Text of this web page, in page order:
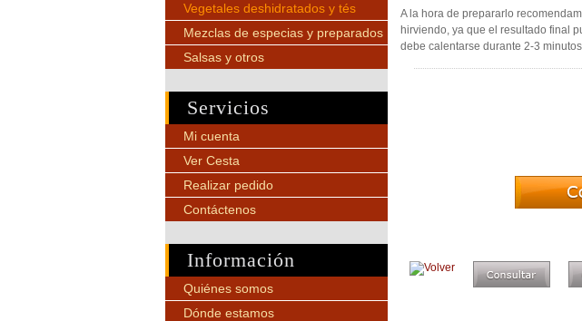
Vegetales deshidratados y tés
Mezclas de especias y preparados
Salsas y otros
Servicios
Mi cuenta
Ver Cesta
Realizar pedido
Contáctenos
Información
Quiénes somos
Dónde estamos
A la hora de prepararlo
hirviendo, ya que el resultado final
debe calentarse durante 2-3